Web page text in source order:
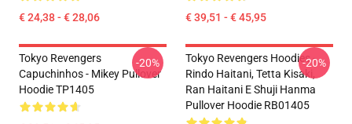
€ 24,38 - € 28,06 € 39,51 - € 45,95
Tokyo Revengers
Capuchinhos - Mikey Pullover
Hoodie TP1405
-20%
Tokyo Revengers Hoodies -
Rindo Haitani, Tetta Kisaki,
Ran Haitani E Shuji Hanma
Pullover Hoodie RB01405
-20%